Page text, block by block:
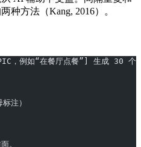
种方法（Kang, 2016）。
，例如“在餐厅点餐”] 生成 30
注）
。